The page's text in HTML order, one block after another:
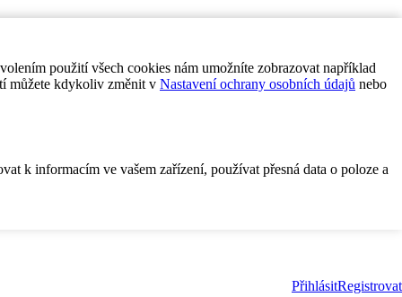
použití všech cookies nám umožníte zobrazovat například
můžete kdykoliv změnit v Nastavení ochrany osobních údajů nebo
k informacím ve vašem zařízení, používat přesná data o poloze a
PřihlásitRegistrovat